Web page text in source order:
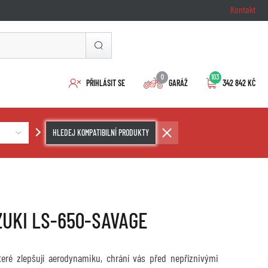
Kontakt
PŘIHLÁSIT SE
0
GARÁŽ
103
342 842 KČ
HLEDEJ KOMPATIBILNÍ PRODUKTY
LS-650-SAVAGE
zlepšují aerodynamiku, chrání vás před nepříznivými